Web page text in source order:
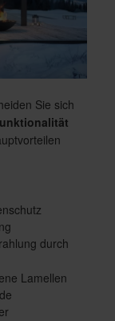
Sie sich
durch
Lamellen